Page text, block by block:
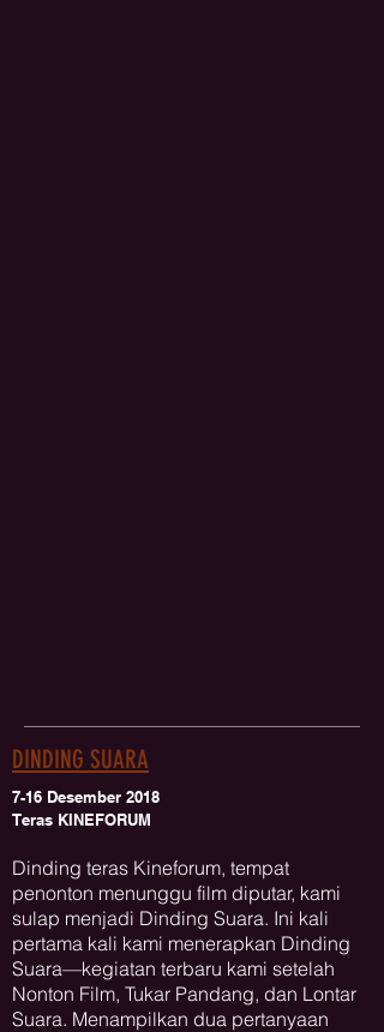
DINDING SUARA
7-16 Desember 2018
Teras KINEFORUM
Dinding teras Kineforum, tempat
penonton menunggu film diputar, kami
sulap menjadi Dinding Suara. Ini kali
pertama kali kami menerapkan Dinding
Suara—kegiatan terbaru kami setelah
Nonton Film, Tukar Pandang, dan Lontar
Suara. Menampilkan dua pertanyaan